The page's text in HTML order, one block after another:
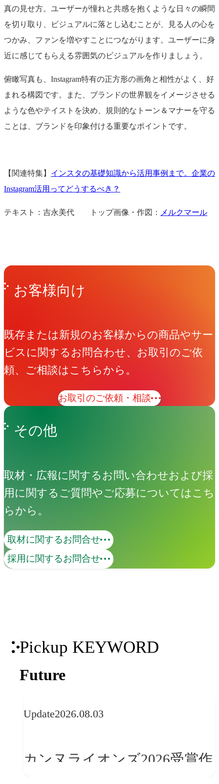
真の見せ方。ユーザーが憧れと共感を抱くような日々の瞬間
を切り取り、ビジュアルに落とし込むことが、見る人の心を
つかみ、ファンを増やすことにつながります。ユーザーに身
近に感じてもらえる雰囲気のビジュアルを作りましょう。
俯瞰写真も、Instagram特有の正方形の画角と相性がよく、好
まれる構図です。また、ブランドの世界観をイメージさせる
ような色やテイストを決め、規則的なトーン＆マナーを守る
ことは、ブランドを印象付ける重要なポイントです。
【関連特集】 インスタの基礎知識から活用事例まで。企業の
Instagram活用ってどうするべき？
テキスト：吉永美代 トップ画像・作図： メルクマール
Get in Touchお問い合わせ
お客様向け
既存または新規のお客様からの商品やサー
ビスに関するお問合わせ、お取引のご依
頼、ご相談はこちらから。
お取引のご依頼・相談
その他
取材・広報に関するお問い合わせおよび採
用に関するご質問やご応募についてはこち
らから。
取材に関するお問合せ
採用に関するお問合せ
Pickup KEYWORD
Future
Update2026.08.03
カンヌライオンズ2026受賞作